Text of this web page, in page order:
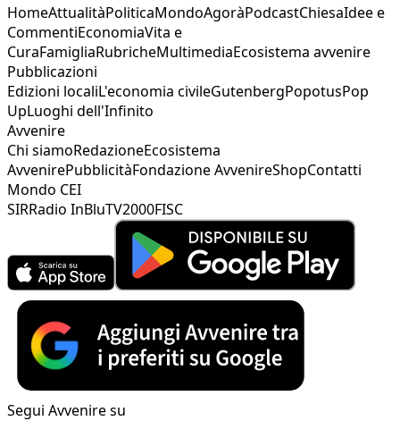
HomeAttualitàPoliticaMondoAgoràPodcastChiesaIdee e
CommentiEconomiaVita e
CuraFamigliaRubricheMultimediaEcosistema avvenire
Pubblicazioni
Edizioni localiL'economia civileGutenbergPopotusPop
UpLuoghi dell'Infinito
Avvenire
Chi siamoRedazioneEcosistema
AvvenirePubblicitàFondazione AvvenireShopContatti
Mondo CEI
SIRRadio InBluTV2000FISC
Segui Avvenire su